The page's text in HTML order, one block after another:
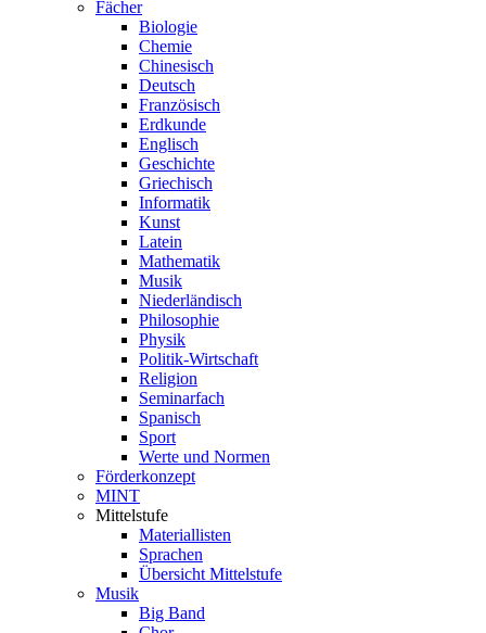
Fächer
Biologie
Chemie
Chinesisch
Deutsch
Französisch
Erdkunde
Englisch
Geschichte
Griechisch
Informatik
Kunst
Latein
Mathematik
Musik
Niederländisch
Philosophie
Physik
Politik-Wirtschaft
Religion
Seminarfach
Spanisch
Sport
Werte und Normen
Förderkonzept
MINT
Mittelstufe
Materiallisten
Sprachen
Übersicht Mittelstufe
Musik
Big Band